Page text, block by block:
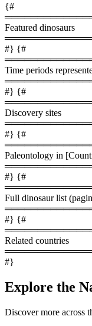
{#
Featured dinosaurs
#} {#
Time periods
#} {#
Discovery sites
#} {#
Paleontology in
#} {#
Full dinosaur list
#} {#
Related countries
#}
Explore the
Discover more across